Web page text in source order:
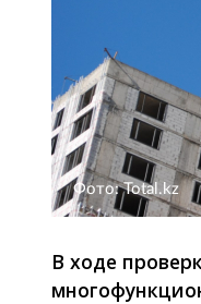
Фото: Total.kz
В ходе